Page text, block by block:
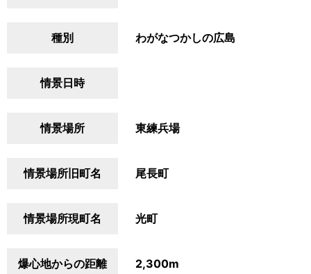
種別 わがなつかしの広島
情景日時
情景場所 東練兵場
情景場所旧町名 尾長町
情景場所現町名 光町
爆心地からの距離 2,300m